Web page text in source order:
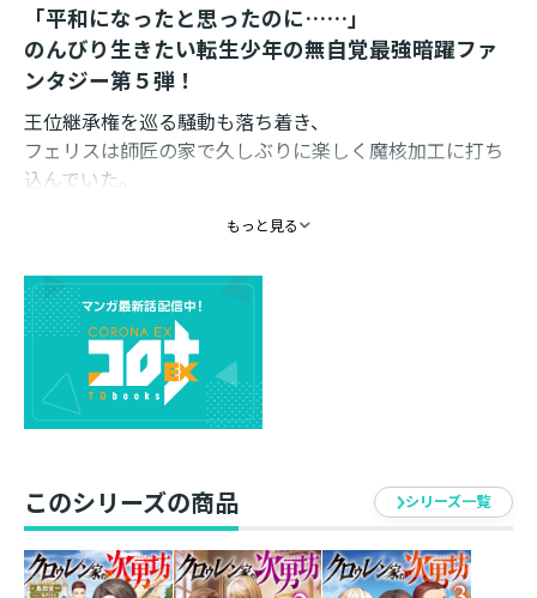
「平和になったと思ったのに……」
のんびり生きたい転生少年の無自覚最強暗躍ファ
ンタジー第５弾！
王位継承権を巡る騒動も落ち着き、
フェリスは師匠の家で久しぶりに楽しく魔核加工に打ち
込んでいた。
指作成の依頼を受けることに。
一緒にいた姉・ミルカと彼の相談に乗っていると、
優柔不断さを見かねた彼女が、お節介にも鍛錬を開始し
てしまう！
またも魔核加工が遠のくのかと嘆息するフェリス。
さらには名前も知らない伯爵家がなぜか自分を暗殺する
計画を練っていて！？
るようで――
「平和になったと思ったのに……」
のんびり生きたい転生少年の無自覚最強暗躍ファンタジ
ー第５弾！
もっと見る
このシリーズの商品 シリーズ一覧